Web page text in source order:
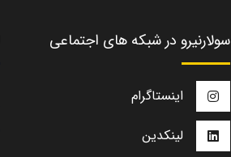
سولارنیرو در شبکه های اجتماعی
اینستاگرام
لینکدین